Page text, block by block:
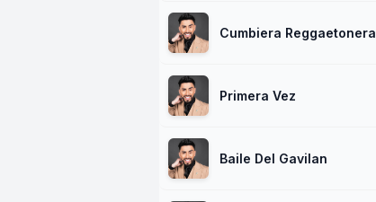
Cumbiera Reggaetonera
Primera Vez
Baile Del Gavilan